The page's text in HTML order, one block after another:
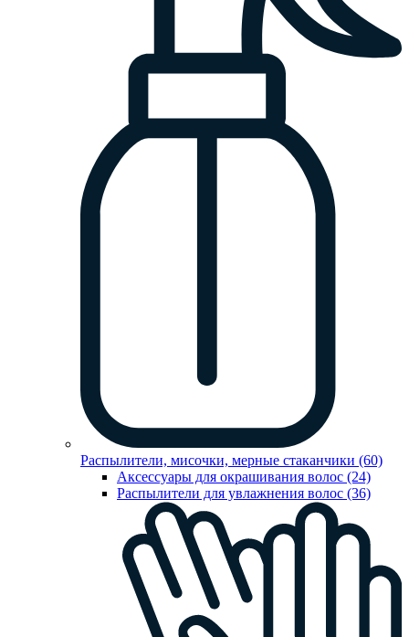
Распылители, мисочки, мерные стаканчики (60)
Аксессуары для окрашивания волос (24)
Распылители для увлажнения волос (36)